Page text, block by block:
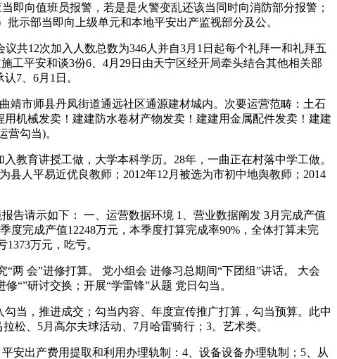
即向值班员报警，若是是火警变乱还该当同时向消防部分报警；
示部当即向上级单元和本地平安出产监视部分及公。
共12次加入人数总数为346人并自3月1日起每个礼拜一和礼拜五
工平安和谈3份6、4月29日由天宁区经开局牵头结合其他相关部
7、6月1日。
市师县丹凤街道通远社区通源建材城内。次要运营范畴：土石
机械发卖！建建防水卷材产物发卖！建建用金属配件发卖！建建
勾当)。
育讲授工做，大学本科学历。28年，一曲正在村落中学工做。
县人平易近优良教师；2012年12月被选为市初中地舆教师；2014
请示如下： 一、运营数据环境 1、营业数据阐发 3月完成产值
度完成产值12248万元，本季度打算完成率90%，全体打算未完
万元，吃亏。
会”进修打算。 党小组会 进修习总期间“下团组”讲话。 大会
“”研讨交换；开展“学雷锋”从题 党日勾当。
当，推进成交；勾当内容、年度宣传推广打算，勾当预算。此中
松、5月高尔夫球活动、7月哈雷骑行；3。艺术类。
出产费用提取和利用办理轨制：4、设备设备办理轨制；5、从